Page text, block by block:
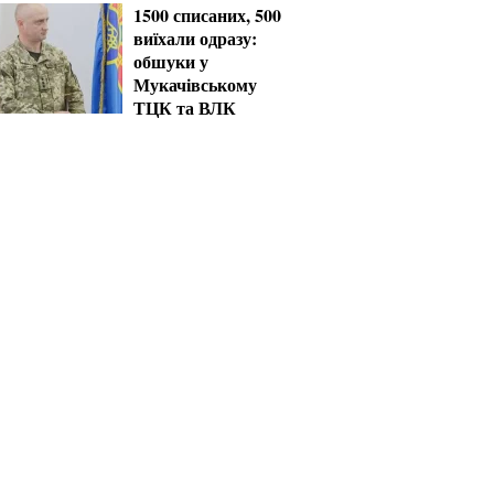
1500 списаних, 500
виїхали одразу:
обшуки у
Мукачівському
ТЦК та ВЛК